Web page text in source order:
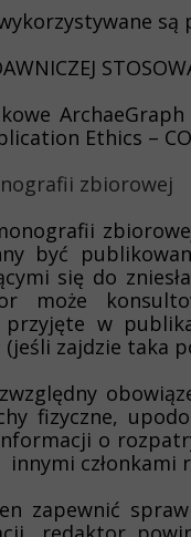
Ethics –
zbiorowej
być
się do
może
w
zajdzie taka
fizyczne,
o
członkami
zapewnić